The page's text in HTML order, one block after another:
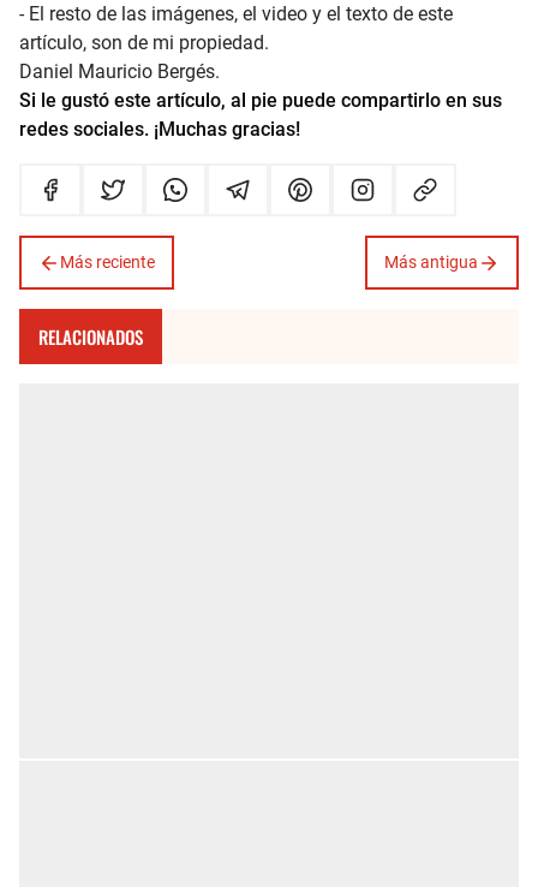
- El resto de las imágenes, el video y el texto de este
artículo, son de mi propiedad.
Daniel Mauricio Bergés.
Si le gustó este artículo, al pie puede compartirlo en sus
redes sociales. ¡Muchas gracias!
Más reciente Más antigua
RELACIONADOS